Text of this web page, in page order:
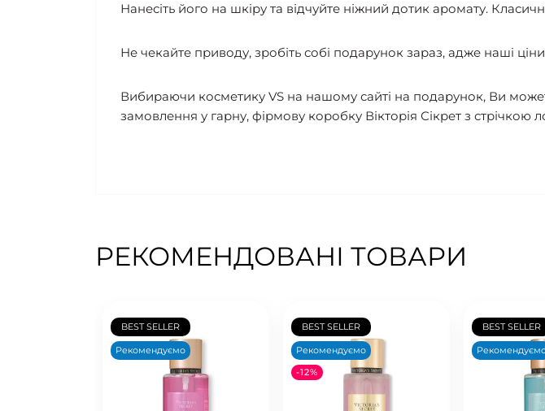
Нанесіть його на шкіру та відчуйте ніжний дотик аромату.
Не чекайте приводу, зробіть собі подарунок зараз, адже наші
Вибираючи косметику VS на нашому сайті на подарунок, Ви
замовлення у гарну, фірмову коробку Вікторія Сікрет з стрічкою
РЕКОМЕНДОВАНІ ТОВАРИ
BEST SELLER
Рекомендуємо
BEST SELLER
Рекомендуємо
-12%
BEST SELLER